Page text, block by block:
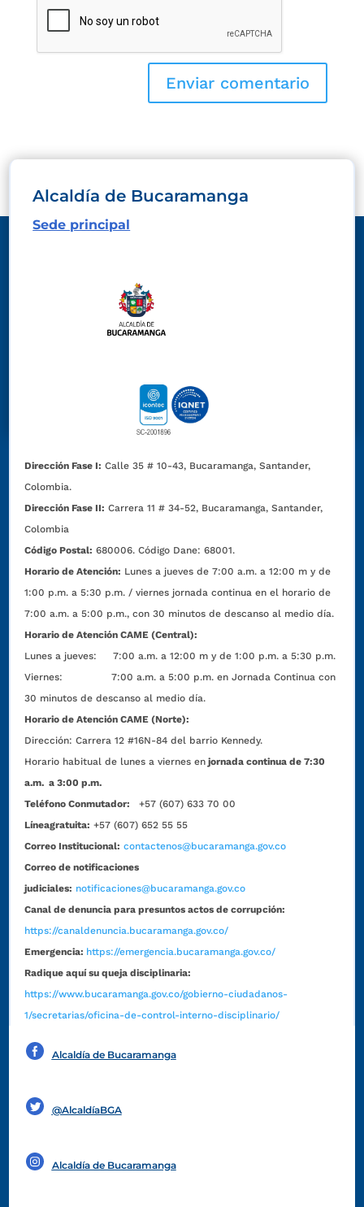
Alcaldía de Bucaramanga
Sede principal
Dirección Fase I: Calle 35 # 10-43, Bucaramanga, Santander,
Colombia.
Dirección Fase II: Carrera 11 # 34-52, Bucaramanga, Santander,
Colombia
Código Postal: 680006. Código Dane: 68001.
Horario de Atención: Lunes a jueves de 7:00 a.m. a 12:00 m y de
1:00 p.m. a 5:30 p.m. / viernes jornada continua en el horario de
7:00 a.m. a 5:00 p.m., con 30 minutos de descanso al medio día.
Horario de Atención CAME (Central):
Lunes a jueves: 7:00 a.m. a 12:00 m y de 1:00 p.m. a 5:30 p.m.
Viernes: 7:00 a.m. a 5:00 p.m. en Jornada Continua con
30 minutos de descanso al medio día.
Horario de Atención CAME (Norte):
Dirección:Carrera 12 #16N-84 del barrio Kennedy.
Horario habitual de lunes a viernes en jornada continua de 7:30
a.m. a 3:00 p.m.
Teléfono Conmutador:
+57 (607) 633 70 00
Líneagratuita: +57 (607) 652 55 55
Correo Institucional: contactenos@bucaramanga.gov.co
Correo de notificaciones
judiciales: notificaciones@bucaramanga.gov.co
Canal de denuncia para presuntos actos de corrupción:
https://canaldenuncia.bucaramanga.gov.co/
Emergencia: https://emergencia.bucaramanga.gov.co/
Radique aquí su queja disciplinaria:
https://www.bucaramanga.gov.co/gobierno-ciudadanos-
1/secretarias/oficina-de-control-interno-disciplinario/
Alcaldía de Bucaramanga
@AlcaldíaBGA
Alcaldía de Bucaramanga